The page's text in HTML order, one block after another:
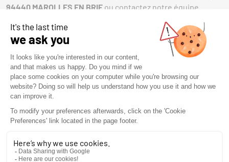
94440 MAROLLES EN BRIE ou contactez notre équipe
SOME OF OUR PROJECTS